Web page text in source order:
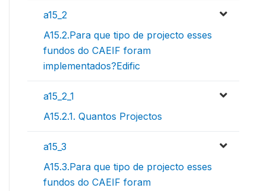
a15_2
A15.2.Para que tipo de projecto esses
fundos do CAEIF foram
implementados?Edific
a15_2_1
A15.2.1. Quantos Projectos
a15_3
A15.3.Para que tipo de projecto esses
fundos do CAEIF foram